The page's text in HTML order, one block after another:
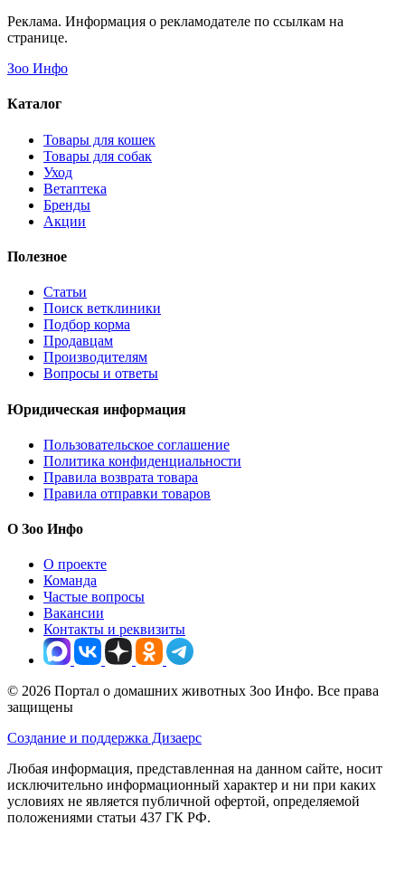
Реклама. Информация о рекламодателе по ссылкам на
странице.
Зоо Инфо
Каталог
Товары для кошек
Товары для собак
Уход
Ветаптека
Бренды
Акции
Полезное
Статьи
Поиск ветклиники
Подбор корма
Продавцам
Производителям
Вопросы и ответы
Юридическая информация
Пользовательское соглашение
Политика конфиденциальности
Правила возврата товара
Правила отправки товаров
О Зоо Инфо
О проекте
Команда
Частые вопросы
Вакансии
Контакты и реквизиты
© 2026 Портал о домашних животных Зоо Инфо. Все права
защищены
Создание и поддержка Дизаерс
Любая информация, представленная на данном сайте, носит
исключительно информационный характер и ни при каких
условиях не является публичной офертой, определяемой
положениями статьи 437 ГК РФ.